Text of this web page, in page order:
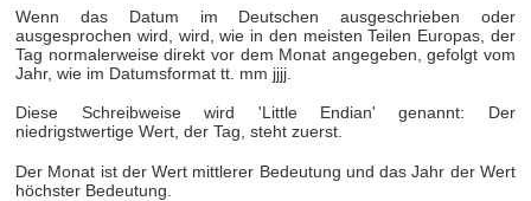
Wenn das Datum im Deutschen ausgeschrieben oder
ausgesprochen wird, wird, wie in den meisten Teilen Europas, der
Tag normalerweise direkt vor dem Monat angegeben, gefolgt vom
Jahr, wie im Datumsformat tt. mm jjjj.
Diese Schreibweise wird 'Little Endian' genannt: Der
niedrigstwertige Wert, der Tag, steht zuerst.
Der Monat ist der Wert mittlerer Bedeutung und das Jahr der Wert
höchster Bedeutung.